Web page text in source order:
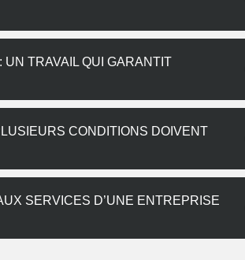
TRAVAIL QUI GARANTIT
CONDITIONS DOIVENT
SERVICES D’UNE ENTREPRISE